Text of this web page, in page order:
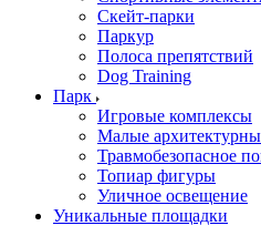
Скейт-парки
Паркур
Полоса препятствий
Dog Training
Парк
Игровые комплексы
Малые
Травмобезопасное
Топиар фигуры
Уличное освещение
Уникальные площадки